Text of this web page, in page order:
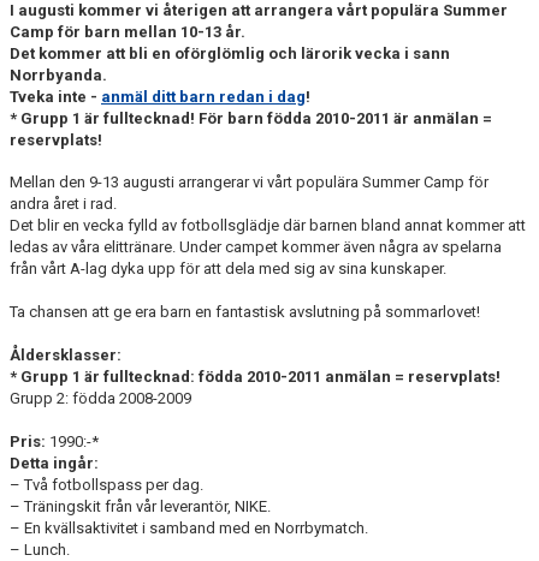
I augusti kommer vi återigen att arrangera vårt populära Summer
Camp för barn mellan 10-13 år.
Det kommer att bli en oförglömlig och lärorik vecka i sann
Norrbyanda.
Tveka inte - anmäl ditt barn redan i dag!
* Grupp 1 är fulltecknad! För barn födda 2010-2011 är anmälan =
reservplats!
Mellan den 9-13 augusti arrangerar vi vårt populära Summer Camp för
andra året i rad.
Det blir en vecka fylld av fotbollsglädje där barnen bland annat kommer att
ledas av våra elittränare. Under campet kommer även några av spelarna
från vårt A-lag dyka upp för att dela med sig av sina kunskaper.
Ta chansen att ge era barn en fantastisk avslutning på sommarlovet!
Åldersklasser:
* Grupp 1 är fulltecknad: födda 2010-2011 anmälan = reservplats!
Grupp 2: födda 2008-2009
Pris: 1990:-*
Detta ingår:
– Två fotbollspass per dag.
– Träningskit från vår leverantör, NIKE.
– En kvällsaktivitet i samband med en Norrbymatch.
– Lunch.